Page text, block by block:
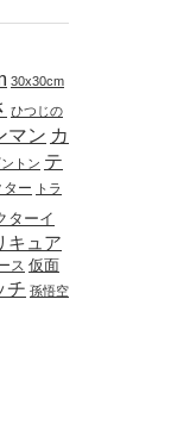
30x30cm
ひつじの
マン カ
トン テ
ター トラ
ターイ
キュア
ス 仮面
チ 孫悟空